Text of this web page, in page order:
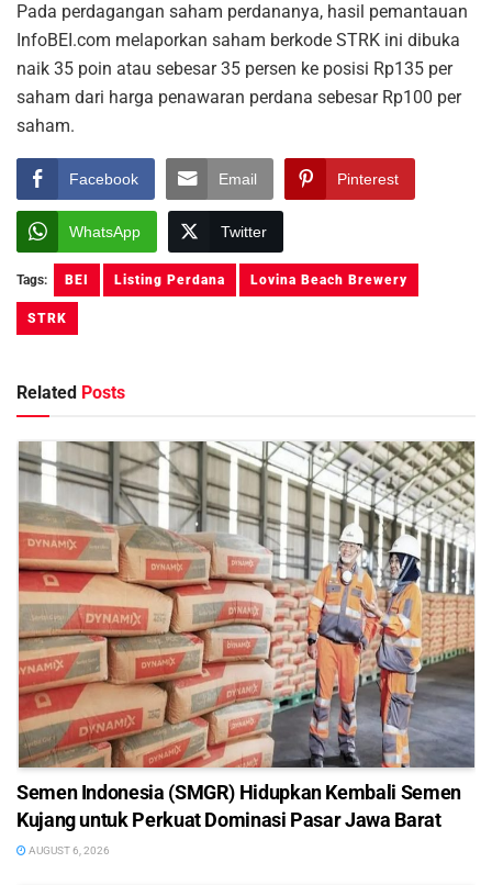
Pada perdagangan saham perdananya, hasil pemantauan
InfoBEI.com melaporkan saham berkode STRK ini dibuka
naik 35 poin atau sebesar 35 persen ke posisi Rp135 per
saham dari harga penawaran perdana sebesar Rp100 per
saham.
Facebook Email Pinterest
WhatsApp Twitter
Tags: BEI Listing Perdana Lovina Beach Brewery
STRK
Related Posts
Semen Indonesia (SMGR) Hidupkan Kembali Semen
Kujang untuk Perkuat Dominasi Pasar Jawa Barat
AUGUST 6, 2026